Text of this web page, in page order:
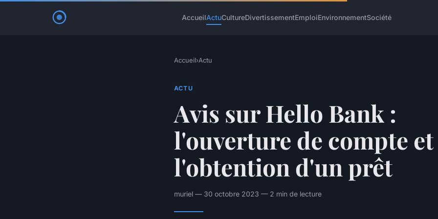
AccueilActuCultureDivertissementEmploiEnvironnementSociété
Accueil›Actu
ACTU
Avis sur Hello Bank :
l'ouverture de compte et
l'obtention d'un prêt
muriel — 30 octobre 2023 — 2 min de lecture